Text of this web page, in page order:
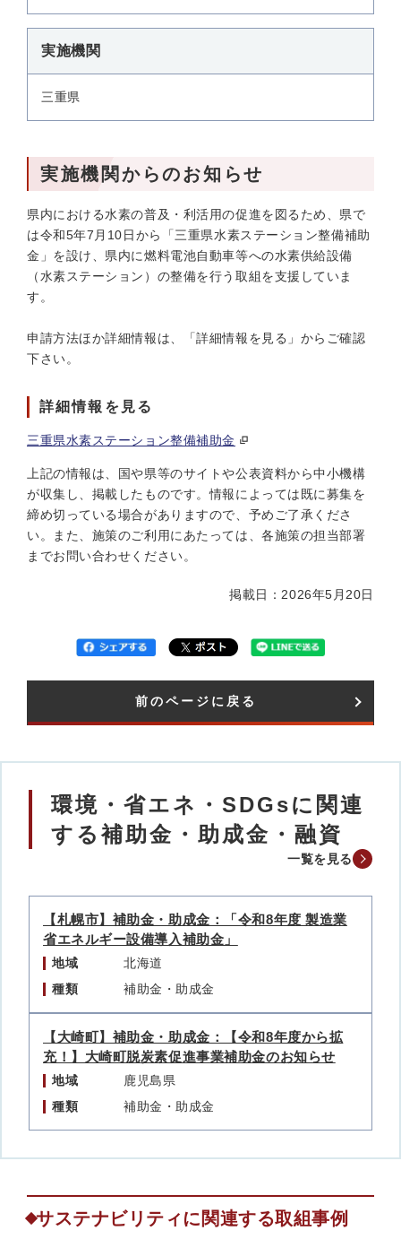
実施機関
三重県
実施機関からのお知らせ
県内における水素の普及・利活用の促進を図るため、県で
は令和5年7月10日から「三重県水素ステーション整備補助
金」を設け、県内に燃料電池自動車等への水素供給設備
（水素ステーション）の整備を行う取組を支援していま
す。
申請方法ほか詳細情報は、「詳細情報を見る」からご確認
下さい。
詳細情報を見る
三重県水素ステーション整備補助金
上記の情報は、国や県等のサイトや公表資料から中小機構
が収集し、掲載したものです。情報によっては既に募集を
締め切っている場合がありますので、予めご了承くださ
い。また、施策のご利用にあたっては、各施策の担当部署
までお問い合わせください。
掲載日：2026年5月20日
前のページに戻る
環境・省エネ・SDGsに関連
する補助金・助成金・融資
一覧を見る
【札幌市】補助金・助成金：「令和8年度 製造業
省エネルギー設備導入補助金」
地域
北海道
種類
補助金・助成金
【大崎町】補助金・助成金：【令和8年度から拡
充！】大崎町脱炭素促進事業補助金のお知らせ
地域
鹿児島県
種類
補助金・助成金
サステナビリティに関連する取組事例